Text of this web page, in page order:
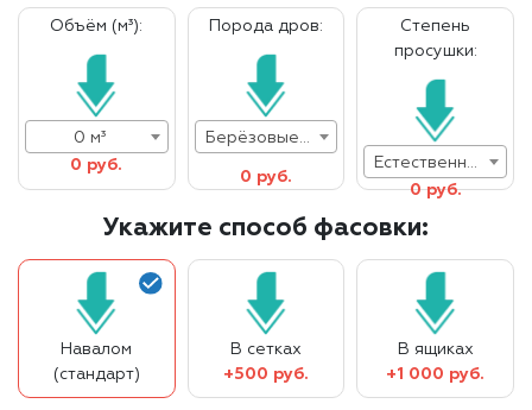
Объём (м³):
0 м³
0 руб.
Порода дров:
Берёзовые дрова
0 руб.
Степень
просушки:
Естественная влажность
0 руб.
Укажите способ фасовки:
Навалом
(стандарт)
В сетках
+500 руб.
В ящиках
+1 000 руб.